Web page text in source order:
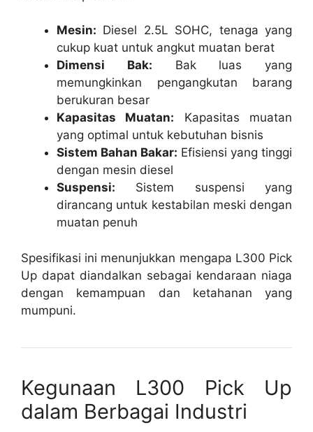
Mesin: Diesel 2.5L SOHC, tenaga yang
cukup kuat untuk angkut muatan berat
Dimensi Bak: Bak luas yang
memungkinkan pengangkutan barang
berukuran besar
Kapasitas Muatan: Kapasitas muatan
yang optimal untuk kebutuhan bisnis
Sistem Bahan Bakar: Efisiensi yang tinggi
dengan mesin diesel
Suspensi: Sistem suspensi yang
dirancang untuk kestabilan meski dengan
muatan penuh
Spesifikasi ini menunjukkan mengapa L300 Pick
Up dapat diandalkan sebagai kendaraan niaga
dengan kemampuan dan ketahanan yang
mumpuni.
Kegunaan L300 Pick Up
dalam Berbagai Industri